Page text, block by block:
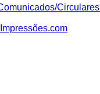
Circulares
Impressões.com